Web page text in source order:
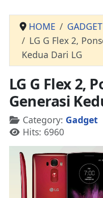
HOME
GADGET
LG G Flex 2,
Kedua Dari LG
LG G Flex 2,
Generasi
Details
Category: Gadget
Hits: 6960